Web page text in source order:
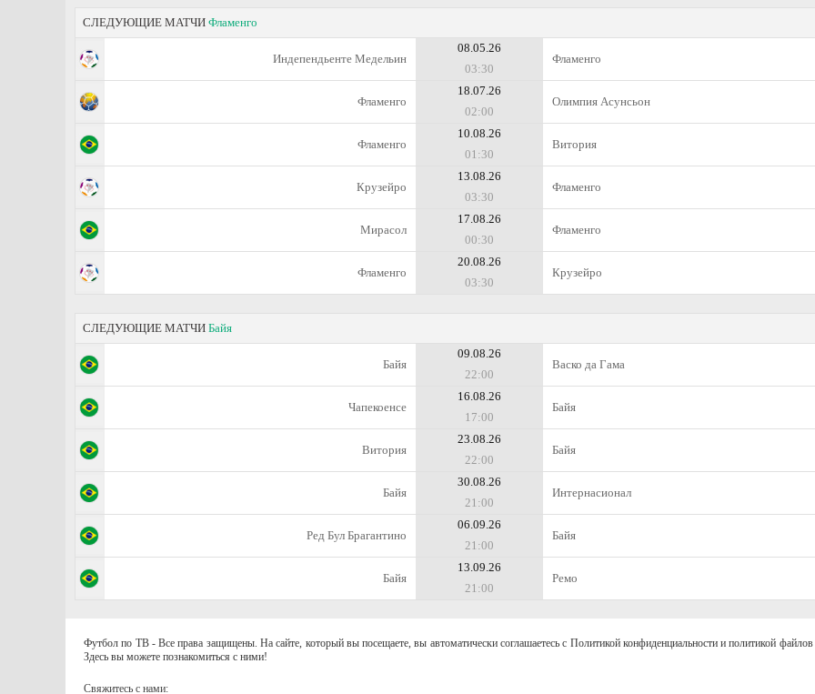
СЛЕДУЮЩИЕ МАТЧИ Фламенго
Индепендьенте Медельин
08.05.26
03:30
Фламенго
Фламенго
18.07.26
02:00
Олимпия Асунсьон
Фламенго
10.08.26
01:30
Витория
Крузейро
13.08.26
03:30
Фламенго
Мирасол
17.08.26
00:30
Фламенго
Фламенго
20.08.26
03:30
Крузейро
СЛЕДУЮЩИЕ МАТЧИ Байя
Байя
09.08.26
22:00
Васко да Гама
Чапекоенсе
16.08.26
17:00
Байя
Витория
23.08.26
22:00
Байя
Байя
30.08.26
21:00
Интернасионал
Ред Бул Брагантино
06.09.26
21:00
Байя
Байя
13.09.26
21:00
Ремо
Футбол по ТВ - Все права защищены. На сайте, который вы посещаете, вы автоматически соглашаетесь с Политикой конфиденциальности и политикой
Здесь вы можете познакомиться с ними!
Свяжитесь с нами: